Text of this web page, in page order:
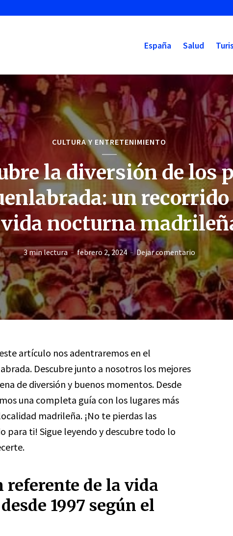
España Salud
CULTURA Y ENTRETENIMIENTO
la diversión de los
un
nocturna
3 min lectura febrero 2, 2024 Dejar comentario
artículo nos adentraremos en el
Descubre junto a nosotros los mejores
de diversión y buenos momentos. Desde
una completa guía con los lugares más
madrileña. ¡No te pierdas las
para ti! Sigue leyendo y descubre todo lo
referente de la vida
1997 según el